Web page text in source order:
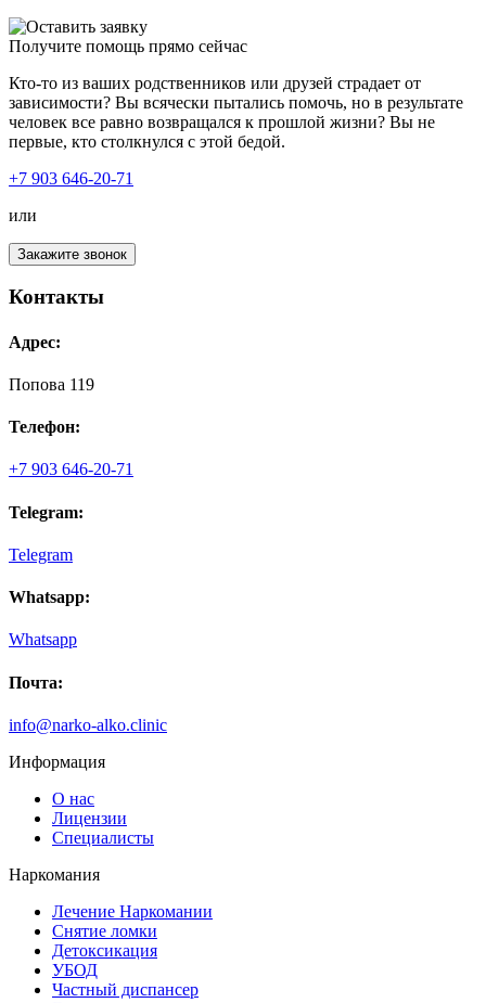
Получите помощь прямо сейчас
Кто-то из ваших родственников или друзей страдает от
зависимости? Вы всячески пытались помочь, но в результате
человек все равно возвращался к прошлой жизни? Вы не
первые, кто столкнулся с этой бедой.
+7 903 646-20-71
или
Закажите звонок
Контакты
Адрес:
Попова 119
Телефон:
+7 903 646-20-71
Telegram:
Telegram
Whatsapp:
Whatsapp
Почта:
info@narko-alko.clinic
Информация
О нас
Лицензии
Специалисты
Наркомания
Лечение Наркомании
Снятие ломки
Детоксикация
УБОД
Частный диспансер